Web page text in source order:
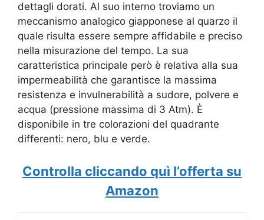
dettagli dorati. Al suo interno troviamo un
meccanismo analogico giapponese al quarzo il
quale risulta essere sempre affidabile e preciso
nella misurazione del tempo. La sua
caratteristica principale però è relativa alla sua
impermeabilità che garantisce la massima
resistenza e invulnerabilità a sudore, polvere e
acqua (pressione massima di 3 Atm). È
disponibile in tre colorazioni del quadrante
differenti: nero, blu e verde.
Controlla cliccando quì l’offerta su
Amazon